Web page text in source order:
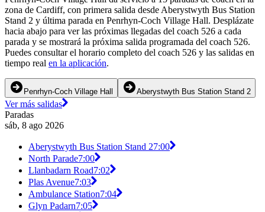
zona de Cardiff, con primera salida desde Aberystwyth Bus Station
Stand 2 y última parada en Penrhyn-Coch Village Hall. Desplázate
hacia abajo para ver las próximas llegadas del coach 526 a cada
parada y se mostrará la próxima salida programada del coach 526.
Puedes consultar el horario completo del coach 526 y las salidas en
tiempo real en la aplicación.
Penrhyn-Coch Village Hall Aberystwyth Bus Station Stand 2
Ver más salidas
Paradas
sáb, 8 ago 2026
Aberystwyth Bus Station Stand 27:00
North Parade7:00
Llanbadarn Road7:02
Plas Avenue7:03
Ambulance Station7:04
Glyn Padarn7:05